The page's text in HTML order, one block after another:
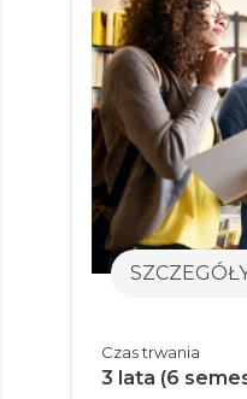
Czas trwania
3 lata (6